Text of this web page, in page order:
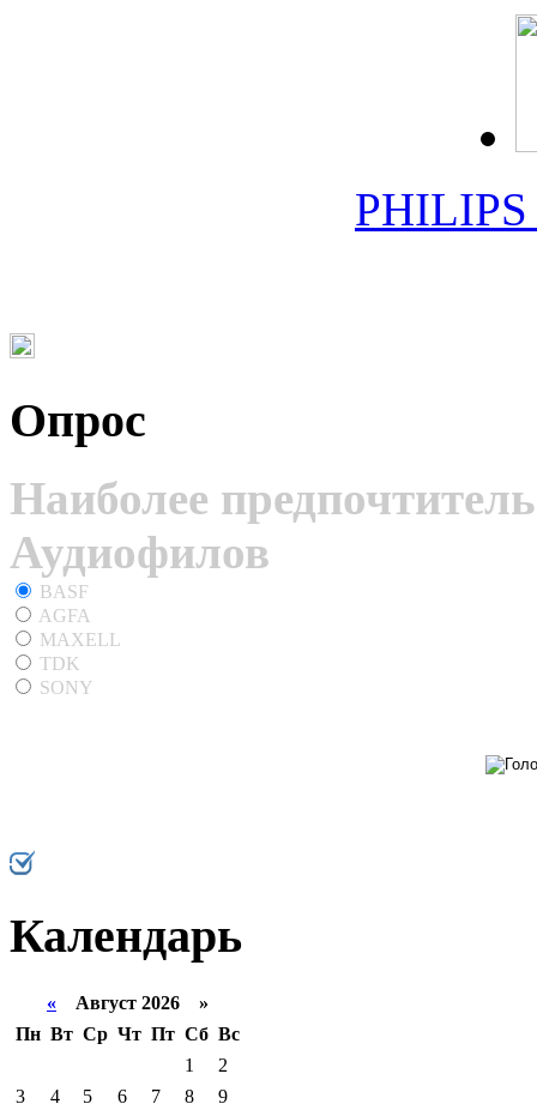
Опрос
Наиболее
Аудиофилов
BASF
AGFA
MAXELL
TDK
SONY
Календарь
« Август 2026 »
Пн Вт Ср Чт Пт Сб Вс
1
2
3
4 5 6 7 8
9